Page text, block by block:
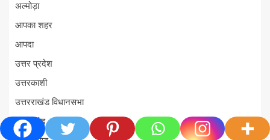
अल्मोड़ा
आपका शहर
आपदा
उत्तर प्रदेश
उत्तरकाशी
उत्तरराखंड विधानसभा
उत्तराखंड